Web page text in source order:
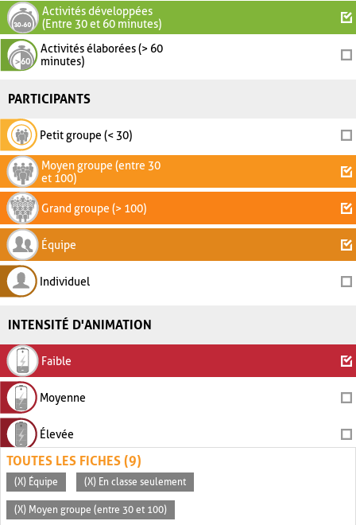
Activités développées
(Entre 30 et 60 minutes)
Activités élaborées (> 60
minutes)
PARTICIPANTS
Petit groupe (< 30)
Moyen groupe (entre 30
et 100)
Grand groupe (> 100)
Équipe
Individuel
INTENSITÉ D'ANIMATION
Faible
Moyenne
Élevée
TOUTES LES FICHES (9)
(X) Équipe (X) En classe seulement
(X) Moyen groupe (entre 30 et 100)